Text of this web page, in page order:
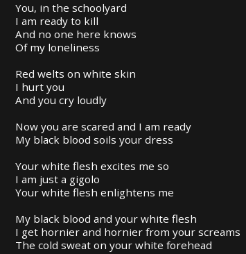
You, in the schoolyard
I am ready to kill
And no one here knows
Of my loneliness
Red welts on white skin
I hurt you
And you cry loudly
Now you are scared and I am ready
My black blood soils your dress
Your white flesh excites me so
I am just a gigolo
Your white flesh enlightens me
My black blood and your white flesh
I get hornier and hornier from your screams
The cold sweat on your white forehead